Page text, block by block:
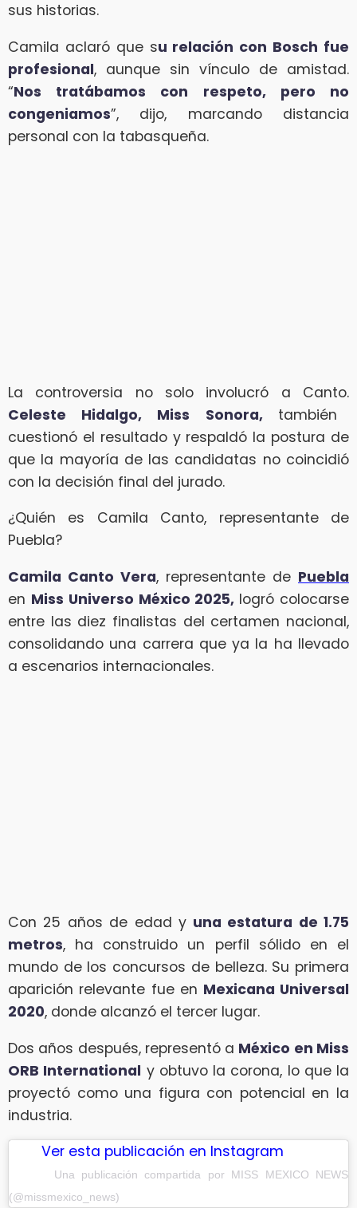
sus historias.
Camila aclaró que su relación con Bosch fue
profesional, aunque sin vínculo de amistad.
“Nos tratábamos con respeto, pero no
congeniamos”, dijo, marcando distancia
personal con la tabasqueña.
La controversia no solo involucró a Canto.
Celeste Hidalgo, Miss Sonora, también
cuestionó el resultado y respaldó la postura de
que la mayoría de las candidatas no coincidió
con la decisión final del jurado.
¿Quién es Camila Canto, representante de
Puebla?
Camila Canto Vera, representante de Puebla
en Miss Universo México 2025, logró colocarse
entre las diez finalistas del certamen nacional,
consolidando una carrera que ya la ha llevado
a escenarios internacionales.
Con 25 años de edad y una estatura de 1.75
metros, ha construido un perfil sólido en el
mundo de los concursos de belleza. Su primera
aparición relevante fue en Mexicana Universal
2020, donde alcanzó el tercer lugar.
Dos años después, representó a México en Miss
ORB International y obtuvo la corona, lo que la
proyectó como una figura con potencial en la
industria.
Ver esta publicación en Instagram
Una publicación compartida por MISS MEXICO NEWS
(@missmexico_news)